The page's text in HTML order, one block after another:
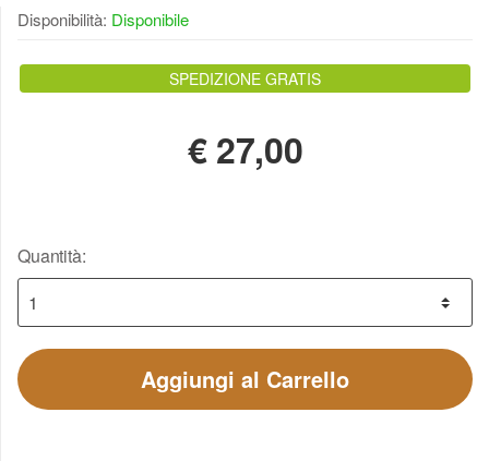
Disponibilità: Disponibile
SPEDIZIONE GRATIS
€27,00
Quantità:
Aggiungi al Carrello